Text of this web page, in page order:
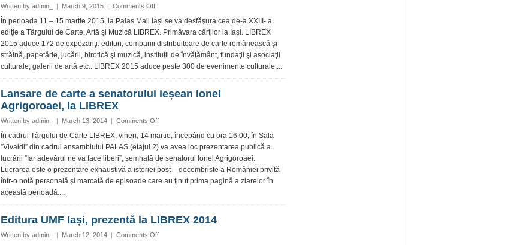
an
a
Târgului
de
LIBREX
la
Written by admin_ | March 9, 2015 | Comments Offon
170
de
expozanți
la
Târgul
artă
muzică
2015
În perioada 11 – 15 martie 2015, la Palas Mall Iași se va desfăşura cea de-a XXIII- a
ediţie a Târgului de Carte, Artă şi Muzică LIBREX. Primăvara cărţilor la Iaşi. LIBREX
2015 aduce 172 de expozanţi: edituri, companii distribuitoare de carte românească şi
străină, papetărie, jucării, birotică şi muzică, instituţii de învăţământ, fundaţii şi asociaţii
culturale, galerii de artă etc.. LIBREX 2015 aduce peste 300 de evenimente culturale,...
Lansare de carte a senatorului ieșean Ionel
Agrigoroaei, la LIBREX
Written by admin_ | March 13, 2014 | Comments Offon
de
carte
a
senatorului
ieșean
LIBREX
În cadrul Târgului de Carte LIBREX, vineri, 14 martie, începând cu ora 16.00, în Sala
”Vivaldi” din cadrul ansamblului PALAS (etajul 2) va avea loc prezentarea publică a
lucrării ”Iar adevărul ne va face liberi”, semnată de senatorul Ionel Agrigoroaei.
Lucrarea este o prezentare exhaustivă a istoriei post – decembriste a României privită
într-o notă personală şi marcată de episoade care au ţinut prima pagină a ziarelor în
această perioadă....
Editura UMF Iași, prezentă la LIBREX 2014
Written by admin_ | March 12, 2014 | Comments Offon